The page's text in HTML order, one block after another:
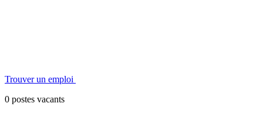
Trouver un emploi
0 postes vacants